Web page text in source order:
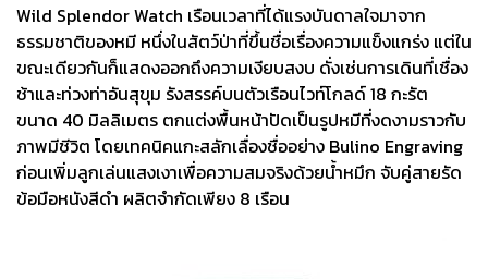
Wild Splendor Watch เรือนเวลาที่ได้แรงบันดาลใจมาจาก
ธรรมชาติของหมี หนึ่งในสัตว์ป่าที่ขึ้นชื่อเรื่องความแข็งแกร่ง แต่ใน
ขณะเดียวกันก็แสดงออกถึงความเงียบสงบ ดั่งเช่นการเดินที่เชื่อง
ช้าและท่วงท่าอันสุขุม รังสรรค์บนตัวเรือนไวท์โกลด์ 18 กะรัต
ขนาด 40 มิลลิเมตร ตกแต่งพื้นหน้าปัดเป็นรูปหมีที่งดงามราวกับ
ภาพมีชีวิต โดยเทคนิคแกะสลักเลื่องชื่ออย่าง Bulino Engraving
ก่อนเพิ่มลูกเล่นแสงเงาเพื่อความสมจริงด้วยน้ำหมึก จับคู่สายรัด
ข้อมือหนังสีดำ ผลิตจำกัดเพียง 8 เรือน